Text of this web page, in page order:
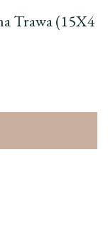
Trawa (15X4